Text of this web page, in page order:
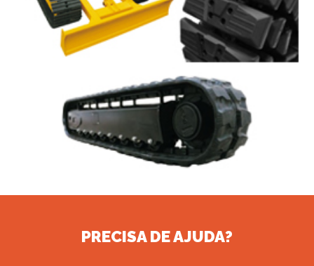
PRECISA DE AJUDA?